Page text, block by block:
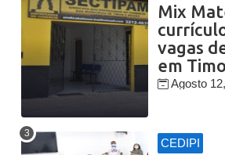
Mix
vagas
em
Agosto
CEDIPI